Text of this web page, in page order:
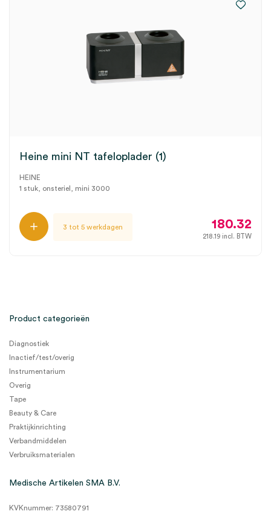
Heine mini NT tafeloplader (1)
HEINE
1 stuk, onsteriel, mini 3000
3 tot 5 werkdagen 180.32
218.19 incl. BTW
Product categorieën
Diagnostiek
Inactief/test/overig
Instrumentarium
Overig
Tape
Beauty & Care
Praktijkinrichting
Verbandmiddelen
Verbruiksmaterialen
Medische Artikelen SMA B.V.
KVKnummer: 73580791